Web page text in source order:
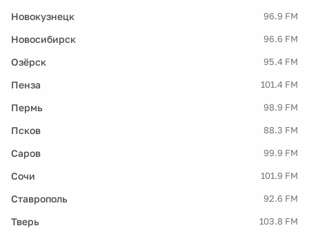
Новокузнецк 96.9 FM
Новосибирск 96.6 FM
Озёрск 95.4 FM
Пенза 101.4 FM
Пермь 98.9 FM
Псков 88.3 FM
Саров 99.9 FM
Сочи 101.9 FM
Ставрополь 92.6 FM
Тверь 103.8 FM